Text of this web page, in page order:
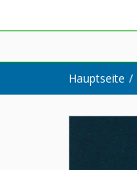
Hauptseite